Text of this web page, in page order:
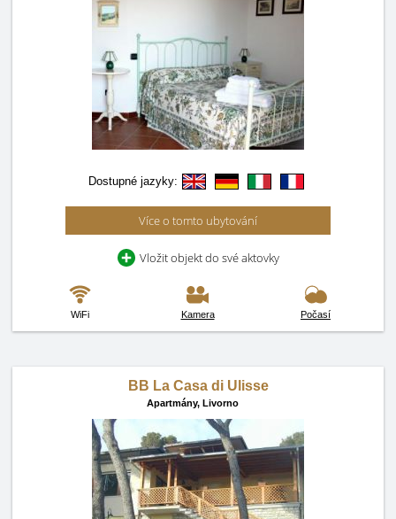
Dostupné jazyky:
Více o tomto ubytování
Vložit objekt do své aktovky
WiFi Kamera Počasí
BB La Casa di Ulisse
Apartmány, Livorno